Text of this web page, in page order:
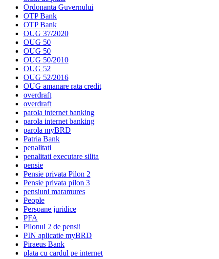
Ordonanta Guvernului
OTP Bank
OTP Bank
OUG 37/2020
OUG 50
OUG 50
OUG 50/2010
OUG 52
OUG 52/2016
OUG amanare rata credit
overdraft
overdraft
parola internet banking
parola internet banking
parola myBRD
Patria Bank
penalitati
penalitati executare silita
pensie
Pensie privata Pilon 2
Pensie privata pilon 3
pensiuni maramures
People
Persoane juridice
PFA
Pilonul 2 de pensii
PIN aplicatie myBRD
Piraeus Bank
plata cu cardul pe internet